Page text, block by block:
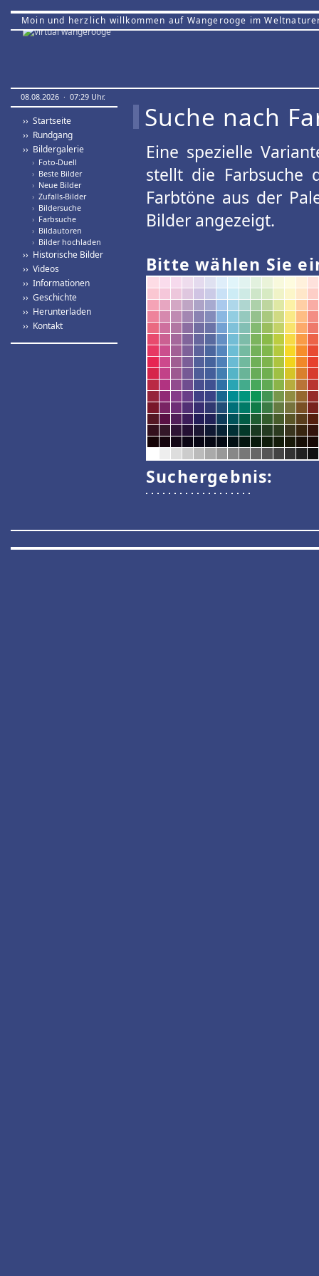
Moin und herzlich willkommen auf Wangerooge im
08.08.2026 · 07:29 Uhr.
›› Startseite
›› Rundgang
›› Bildergalerie
› Foto-Duell
› Beste Bilder
› Neue Bilder
› Zufalls-Bilder
› Bildersuche
› Farbsuche
› Bildautoren
› Bilder hochladen
›› Historische Bilder
›› Videos
›› Informationen
›› Geschichte
›› Herunterladen
›› Kontakt
Suche nach
Eine spezielle
stellt die Farbsuche
Farbtöne aus der
Bilder angezeigt.
Bitte wählen Sie
Suchergebnis: